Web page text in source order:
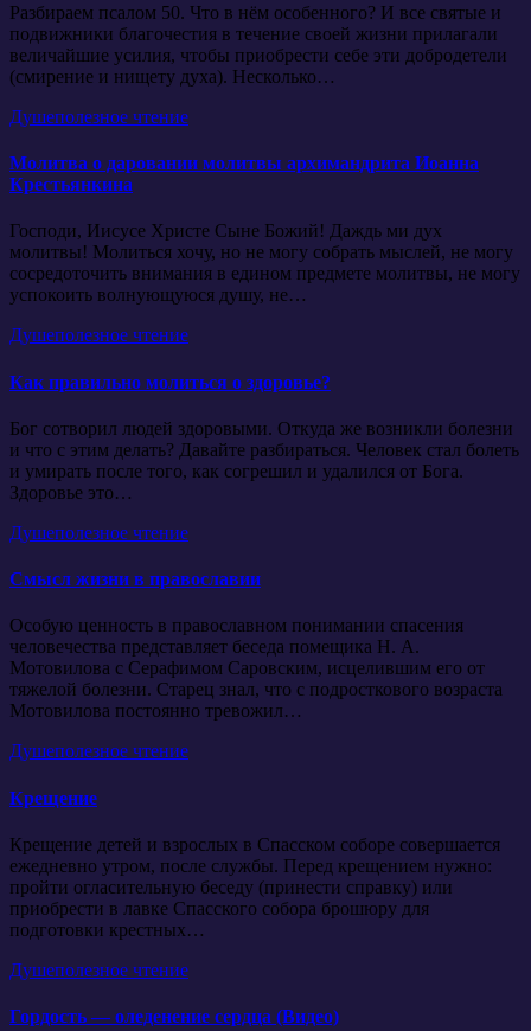
Разбираем псалом 50. Что в нём особенного? И все святые и
подвижники благочестия в течение своей жизни прилагали
величайшие усилия, чтобы приобрести себе эти добродетели
(смирение и нищету духа). Несколько…
Душеполезное чтение
Молитва о даровании молитвы архимандрита Иоанна
Крестьянкина
Господи, Иисусе Христе Сыне Божий! Даждь ми дух
молитвы! Молиться хочу, но не могу собрать мыслей, не могу
сосредоточить внимания в едином предмете молитвы, не могу
успокоить волнующуюся душу, не…
Душеполезное чтение
Как правильно молиться о здоровье?
Бог сотворил людей здоровыми. Откуда же возникли болезни
и что с этим делать? Давайте разбираться. Человек стал болеть
и умирать после того, как согрешил и удалился от Бога.
Здоровье это…
Душеполезное чтение
Смысл жизни в православии
Особую ценность в православном понимании спасения
человечества представляет беседа помещика Н. А.
Мотовилова с Серафимом Саровским, исцелившим его от
тяжелой болезни. Старец знал, что с подросткового возраста
Мотовилова постоянно тревожил…
Душеполезное чтение
Крещение
Крещение детей и взрослых в Спасском соборе совершается
ежедневно утром, после службы. Перед крещением нужно:
пройти огласительную беседу (принести справку) или
приобрести в лавке Спасского собора брошюру для
подготовки крестных…
Душеполезное чтение
Гордость — оледенение сердца (Видео)